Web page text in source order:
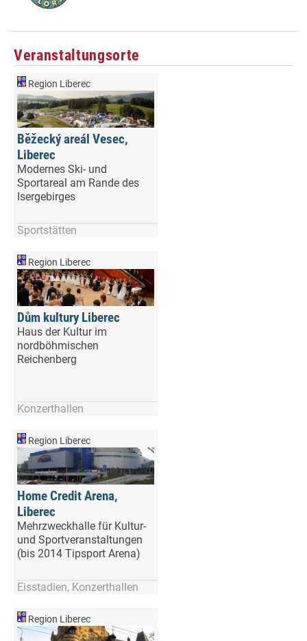
Veranstaltungsorte
Region Liberec
Běžecký areál Vesec,
Liberec
Modernes Ski- und
Sportareal am Rande des
Isergebirges
Sportstätten
Region Liberec
Dům kultury Liberec
Haus der Kultur im
nordböhmischen
Reichenberg
Konzerthallen
Region Liberec
Home Credit Arena,
Liberec
Mehrzweckhalle für Kultur-
und Sportveranstaltungen
(bis 2014 Tipsport Arena)
Eisstadien, Konzerthallen
Region Liberec